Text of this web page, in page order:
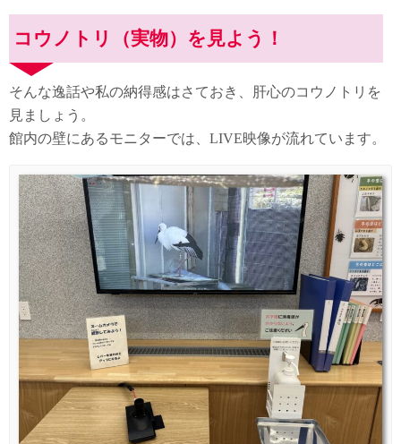
コウノトリ（実物）を見よう！
そんな逸話や私の納得感はさておき、肝心のコウノトリを
見ましょう。
館内の壁にあるモニターでは、LIVE映像が流れています。